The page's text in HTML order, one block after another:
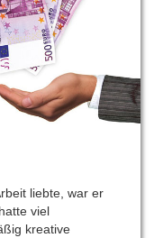
liebte, war er
viel
kreative